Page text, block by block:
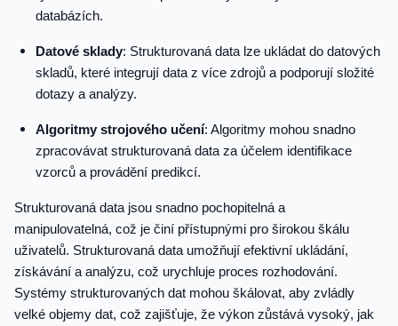
databázích.
Datové sklady: Strukturovaná data lze ukládat do datových
skladů, které integrují data z více zdrojů a podporují složité
dotazy a analýzy.
Algoritmy strojového učení: Algoritmy mohou snadno
zpracovávat strukturovaná data za účelem identifikace
vzorců a provádění predikcí.
Strukturovaná data jsou snadno pochopitelná a
manipulovatelná, což je činí přístupnými pro širokou škálu
uživatelů. Strukturovaná data umožňují efektivní ukládání,
získávání a analýzu, což urychluje proces rozhodování.
Systémy strukturovaných dat mohou škálovat, aby zvládly
velké objemy dat, což zajišťuje, že výkon zůstává vysoký, jak